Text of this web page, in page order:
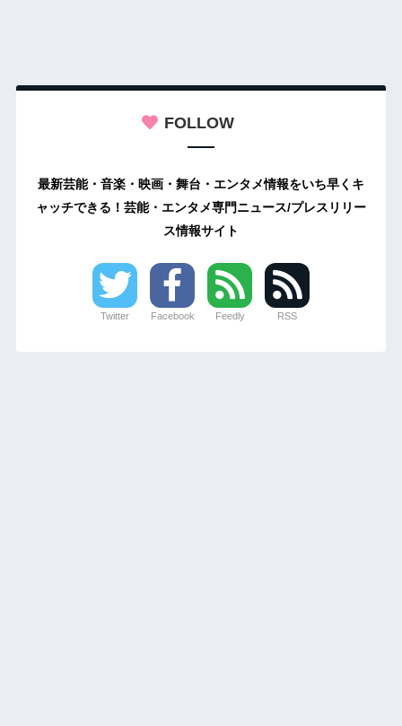
FOLLOW
最新芸能・音楽・映画・舞台・エンタメ情報をいち早くキ
ャッチできる！芸能・エンタメ専門ニュース/プレスリリー
ス情報サイト
Twitter Facebook Feedly RSS